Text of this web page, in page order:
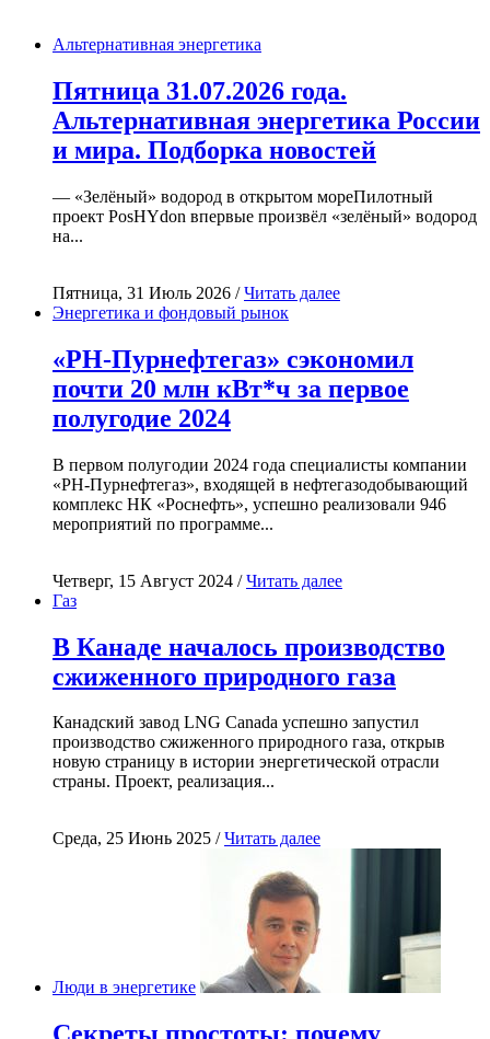
Альтернативная энергетика
Пятница 31.07.2026 года.
Альтернативная энергетика России
и мира. Подборка новостей
— «Зелёный» водород в открытом мореПилотный
проект PosHYdon впервые произвёл «зелёный» водород
на...
Пятница, 31 Июль 2026 /Читать далее
Энергетика и фондовый рынок
«РН-Пурнефтегаз» сэкономил
почти 20 млн кВт*ч за первое
полугодие 2024
В первом полугодии 2024 года специалисты компании
«РН-Пурнефтегаз», входящей в нефтегазодобывающий
комплекс НК «Роснефть», успешно реализовали 946
мероприятий по программе...
Четверг, 15 Август 2024 /Читать далее
Газ
В Канаде началось производство
сжиженного природного газа
Канадский завод LNG Canada успешно запустил
производство сжиженного природного газа, открыв
новую страницу в истории энергетической отрасли
страны. Проект, реализация...
Среда, 25 Июнь 2025 /Читать далее
Люди в энергетике